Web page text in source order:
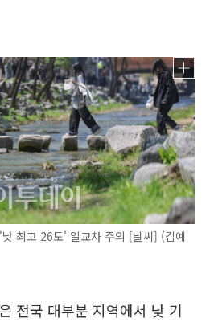
최고 26도' 일교차 주의 [날씨] (김예
전국 대부분 지역에서 낮 기